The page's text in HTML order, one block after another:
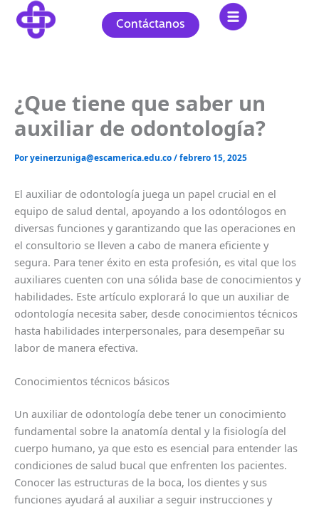
contenido
Contáctanos
¿Que tiene que saber un
auxiliar de odontología?
Poryeinerzuniga@escamerica.edu.co/febrero 15, 2025
El auxiliar de odontología juega un papel crucial en el
equipo de salud dental, apoyando a los odontólogos en
diversas funciones y garantizando que las operaciones en
el consultorio se lleven a cabo de manera eficiente y
segura. Para tener éxito en esta profesión, es vital que los
auxiliares cuenten con una sólida base de conocimientos y
habilidades. Este artículo explorará lo que un auxiliar de
odontología necesita saber, desde conocimientos técnicos
hasta habilidades interpersonales, para desempeñar su
labor de manera efectiva.
Conocimientos técnicos básicos
Un auxiliar de odontología debe tener un conocimiento
fundamental sobre la anatomía dental y la fisiología del
cuerpo humano, ya que esto es esencial para entender las
condiciones de salud bucal que enfrenten los pacientes.
Conocer las estructuras de la boca, los dientes y sus
funciones ayudará al auxiliar a seguir instrucciones y